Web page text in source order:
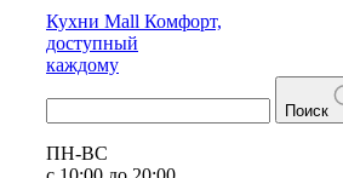
Кухни Mall Комфорт,
доступный
каждому
Поиск
ПН-ВС